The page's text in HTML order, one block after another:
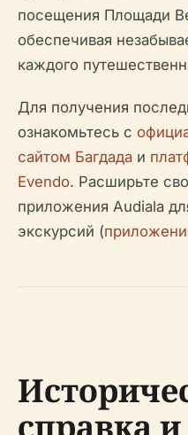
посещения Площади
обеспечивая
каждого
Для получения
ознакомьтесь с
сайтом Багдада и
Evendo. Расширьте
приложения Audiala
экскурсий (